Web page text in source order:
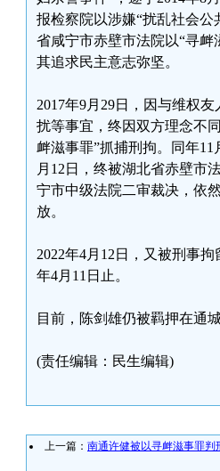
报检察院以涉嫌“扰乱社会公
省咸宁市赤壁市法院以“寻衅
其追求民主意志弥坚。
2017年9月29日，因与维权
扰等事宜，终因双方理念不
衅滋事罪”抓捕刑拘。同年
月12日，终被湖北省赤壁市
宁市中级法院二审裁决，依
放。
2022年4月12日，又被刑事
年4月11日止。
目前，陈剑雄仍被羁押在通
(责任编辑：民生编辑)
上一篇： 南通许健被以寻衅滋事罪判